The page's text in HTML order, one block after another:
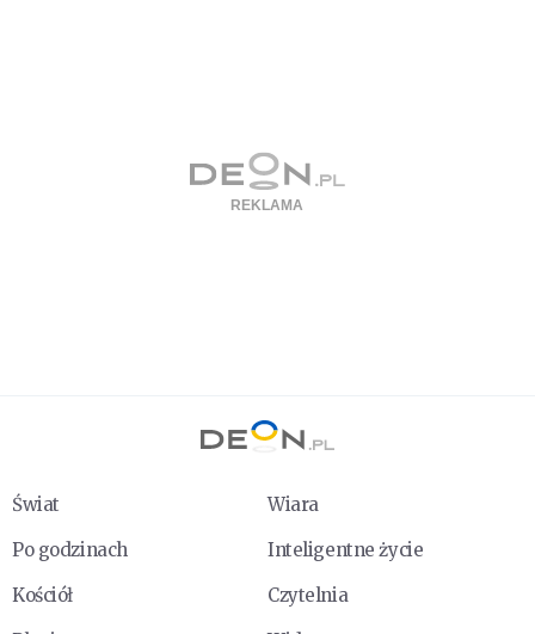
Świat
Wiara
Po godzinach
Inteligentne życie
Kościół
Czytelnia